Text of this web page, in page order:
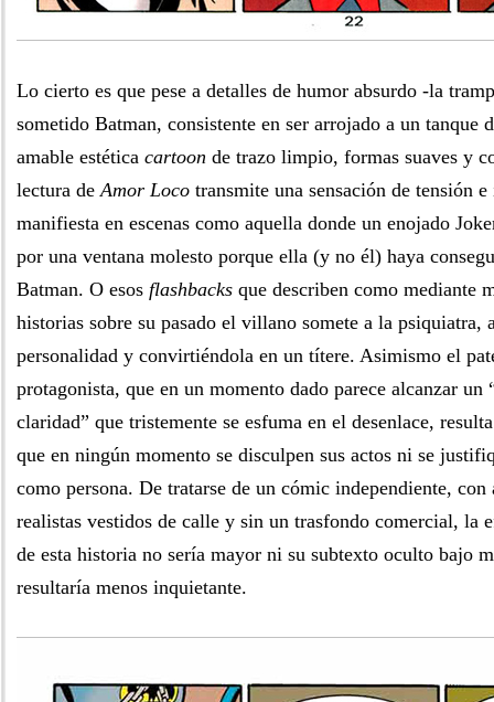
Lo cierto es que pese a detalles de humor absurdo -la
sometido Batman, consistente en ser arrojado a un tanque
amable estética cartoon de trazo limpio, formas suaves y
lectura deAmor Loco transmite una sensación de tensión
manifiesta en escenas como aquella donde un enojado
por una ventana molesto porque ella (y no él) haya
Batman. O esos flashbacks que describen como mediante
historias sobre su pasado el villano somete a la psiquiatra,
personalidad y convirtiéndola en un títere. Asimismo el
protagonista, que en un momento dado parece alcanzar un
claridad” que tristemente se esfuma en el desenlace,
que en ningún momento se disculpen sus actos ni se
como persona. De tratarse de un cómic independiente, con
realistas vestidos de calle y sin un trasfondo comercial, la
de esta historia no sería mayor ni su subtexto oculto bajo
resultaría menos inquietante.